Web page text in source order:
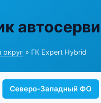
округ » ГК Expert Hybrid
Северо-Западный ФО